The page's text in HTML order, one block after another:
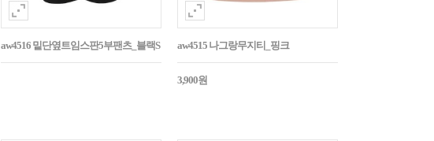
aw4516 밑단옆트임스판5부팬츠_블랙S aw4515 나그랑무지티_핑크
3,900원